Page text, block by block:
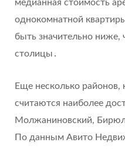
медианная стоимость
однокомнатной
быть значительно ниже,
столицы․
Еще несколько
считаются наиболее
Молжаниновский,
По данным Авито